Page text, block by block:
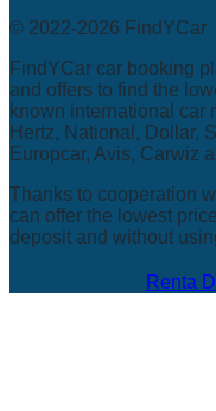
© 2022-2026 FindYCar
FindYCar car booking
and offers to find the
known international car
Hertz, National, Dollar,
Europcar, Avis, Carwiz
Thanks to cooperation
can offer the lowest
deposit and without
Renta